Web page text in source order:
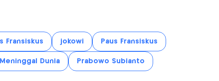
Fransiskus jokowi Paus Fransiskus
Dunia Prabowo Subianto